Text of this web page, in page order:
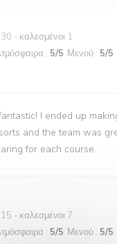
- καλεσμένοι 1
: 5/5 Μενού : 5/5
I ended up
and the team was
for each course.
- καλεσμένοι 7
: 5/5 Μενού : 5/5